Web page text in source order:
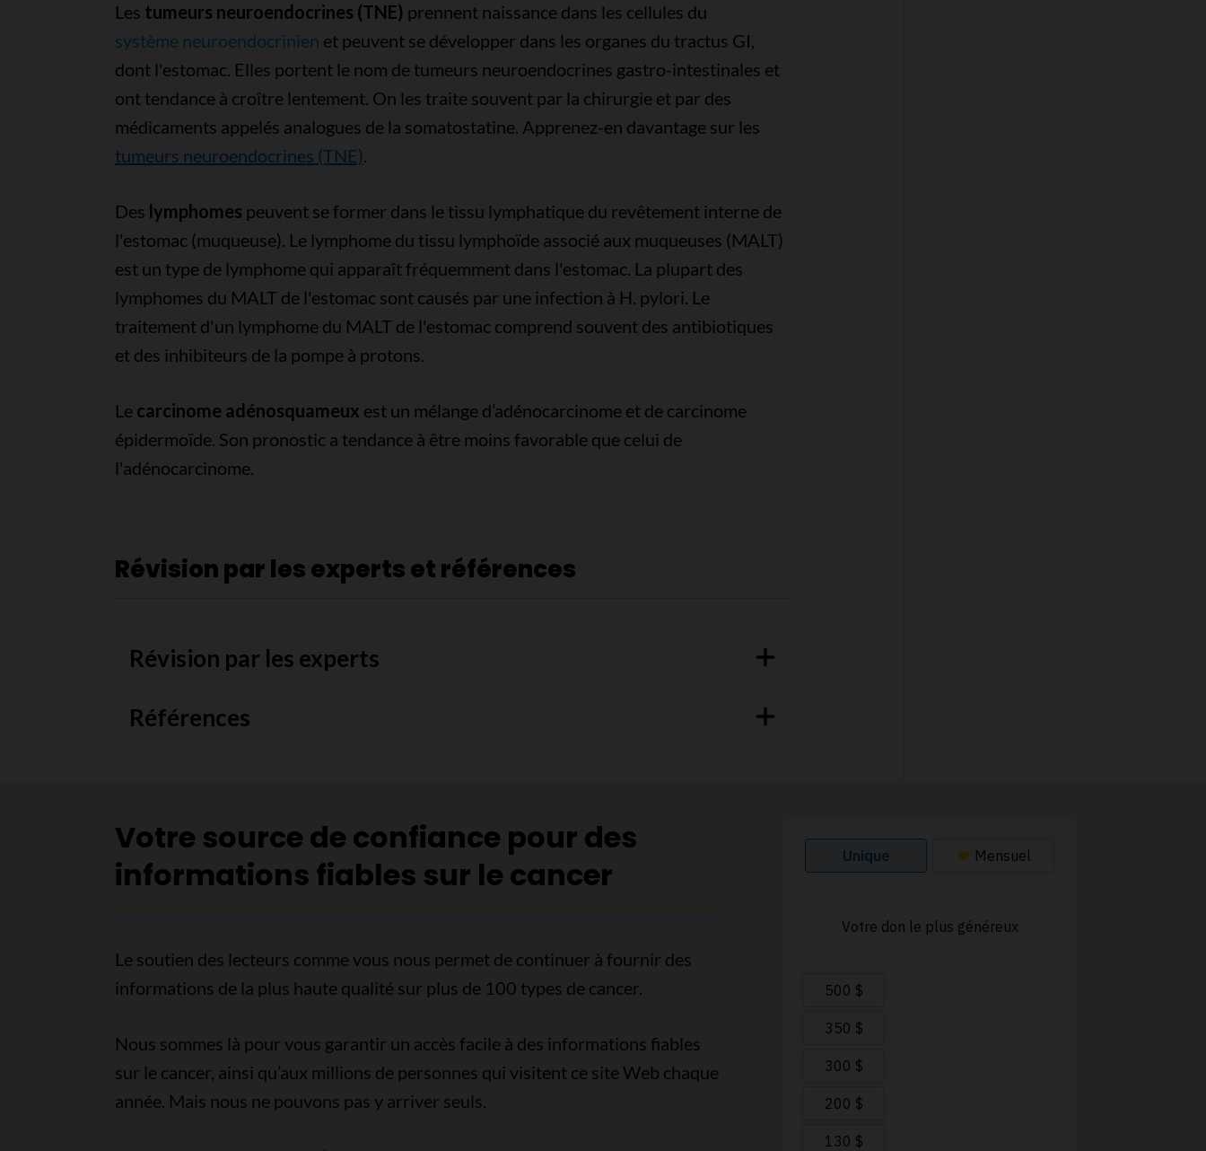
Les tumeurs neuroendocrines (TNE) prennent naissance dans les cellules du
système neuroendocrinien et peuvent se développer dans les organes du tractus GI,
dont l'estomac. Elles portent le nom de tumeurs neuroendocrines gastro-intestinales et
ont tendance à croître lentement. On les traite souvent par la chirurgie et par des
médicaments appelés analogues de la somatostatine. Apprenez-en davantage sur les
tumeurs neuroendocrines (TNE).
Des lymphomes peuvent se former dans le tissu lymphatique du revêtement interne de
l'estomac (muqueuse). Le lymphome du tissu lymphoïde associé aux muqueuses (MALT)
est un type de lymphome qui apparaît fréquemment dans l'estomac. La plupart des
lymphomes du MALT de l'estomac sont causés par une infection à H. pylori. Le
traitement d'un lymphome du MALT de l'estomac comprend souvent des antibiotiques
et des inhibiteurs de la pompe à protons.
Le carcinome adénosquameux est un mélange d’adénocarcinome et de carcinome
épidermoïde. Son pronostic a tendance à être moins favorable que celui de
l'adénocarcinome.
Révision par les experts et références
Révision par les experts
Références
Votre source de confiance pour des
informations fiables sur le cancer
Le soutien des lecteurs comme vous nous permet de continuer à fournir des
informations de la plus haute qualité sur plus de 100 types de cancer.
Nous sommes là pour vous garantir un accès facile à des informations fiables
sur le cancer, ainsi qu’aux millions de personnes qui visitent ce site Web chaque
année. Mais nous ne pouvons pas y arriver seuls.